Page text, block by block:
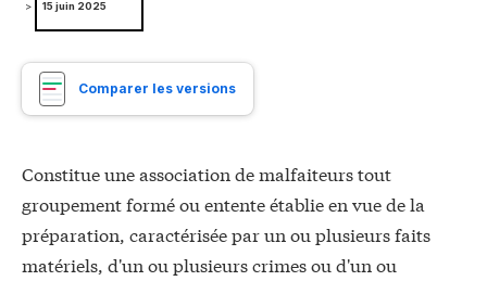
>
15 juin 2025
Comparer les versions
Constitue une association de malfaiteurs tout
groupement formé ou entente établie en vue de la
préparation, caractérisée par un ou plusieurs faits
matériels, d'un ou plusieurs crimes ou d'un ou